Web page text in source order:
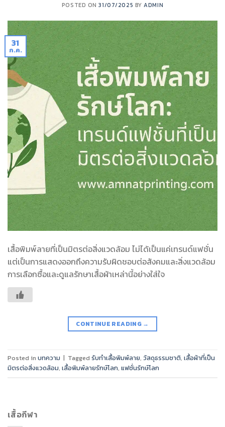
POSTED ON31/07/2025 BYADMIN
31
ก.ค.
เสื้อพิมพ์ลายที่เป็นมิตรต่อสิ่งแวดล้อม ไม่ได้เป็นแค่เทรนด์แฟชั่น
แต่เป็นการแสดงออกถึงความรับผิดชอบต่อสังคมและสิ่งแวดล้อม
การเลือกซื้อและดูแลรักษาเสื้อผ้าเหล่านี้อย่างใส่ใจ
CONTINUE READING →
Posted in บทความ | Tagged รับทำเสื้อพิมพ์ลาย, วัสดุธรรมชาติ, เสื้อผ้าที่เป็น
มิตรต่อสิ่งแวดล้อม, เสื้อพิมพ์ลายรักษ์โลก, แฟชั่นรักษ์โลก
เสื้อกีฬา